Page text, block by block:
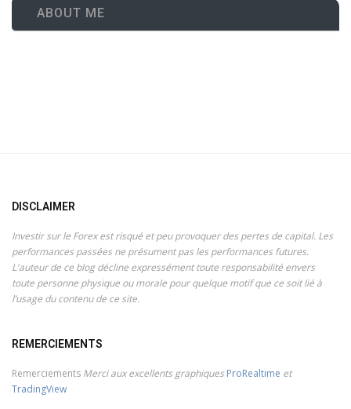
ABOUT ME
DISCLAIMER
Investir sur le Forex est risqué et peu provoquer des pertes de capital. Les
performances passées ne présument pas les performances futures.
L'auteur de ce blog décline expressément toute responsabilité envers
toute personne physique ou morale pour quelque motif que ce soit lié à
l’usage du contenu de ce site.
REMERCIEMENTS
Remerciements Merci aux excellents graphiques ProRealtime et
TradingView